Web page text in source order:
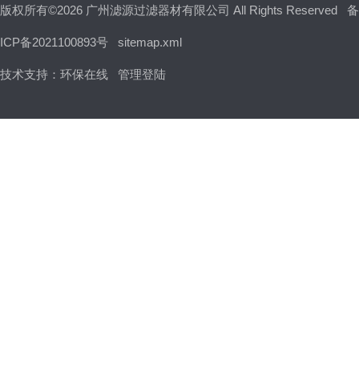
版权所有©2026 广州滤源过滤器材有限公司 All Rights Reserved
ICP备2021100893号 sitemap.xml
技术支持： 环保在线 管理登陆